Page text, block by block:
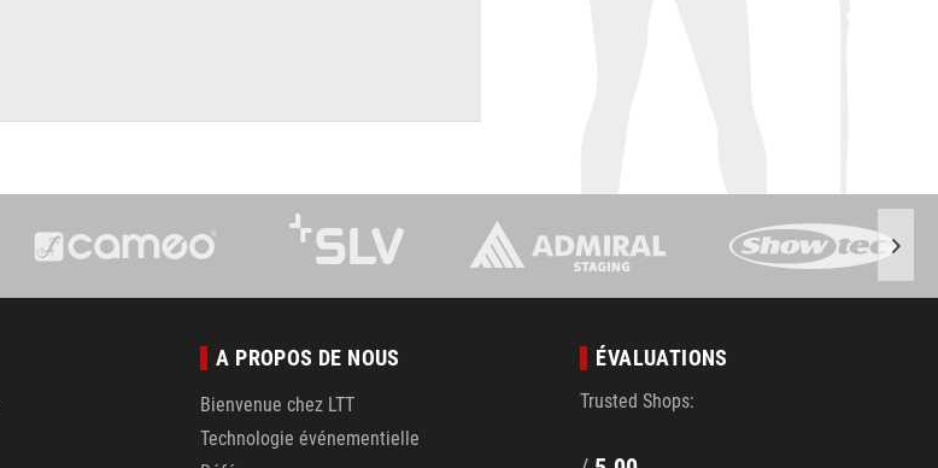
A PROPOS DE NOUS
Bienvenue chez LTT
Technologie événementielle
ÉVALUATIONS
Trusted Shops: